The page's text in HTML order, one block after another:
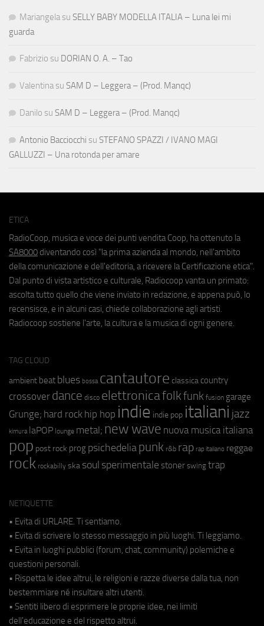
Mariangela su SELLY BABY MODELLA ITALIA – Luna lei mi
guarda
Fabrizio su DORIAN O. A. – Tao
Valentina su SAM D – Leggera – (Prod. Manqc)
Danilo su SAM D – Leggera – (Prod. Manqc)
Antonio Bacciocchi su STEFANO SPAZZI / IVANO MAGI
GALLUZZI – Una rotonda per amare
ETICA
RadioCoop, musica e voce dei punti vendita Coop, ha ottenuto la
SA8000 diventando così "la prima azienda al mondo, nell'ambito
della comunicazione e dell'editoria, a ricevere la Certificazione etica".
Dal punto di vista artistico e culturale, Radiocoop vanta un primato:
ascolta tutto quello che viene inviato in redazione, e appena può, lo
recensisce, e in alcuni casi, chiede collaborazione agli artisti.
Radiocoop sostiene l'arte, la cultura e la musica di ogni genere.
TAG CLOUD
ambient beat blues bossa cantautore classica country
crossover dance disco elettronicafolkfunk fusion garage
Grunge; hard rock hip hop indie indie pop italiani jazz
kimura laPOP lounge metal; new wave nuova musica italiana
pop post rock prog psichedeliapunk r&b rap rap italiano reggae
rock rockabilly ska soul sperimentale stoner swing trap
NETIQUETTE
• Evita di URLARE. Ti sentiamo.
• Evita di scrivere lo stesso messaggio in più luoghi. Ti leggiamo.
• Evita in luoghi pubblici (forum, chat, community) polemiche e
questioni personali.
• Rispetta le idee altrui, le religioni e razze diverse dalla tua, non
bestemmiare né insultare altri utenti.
• Sentiti libero di esprimere le proprie idee, nei limiti
dell'educazione e del rispetto altrui.